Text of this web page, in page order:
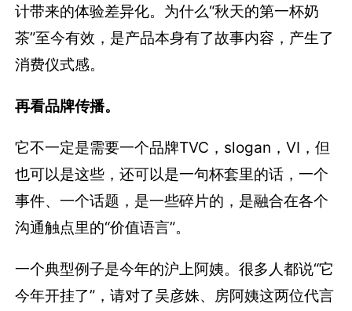
计带来的体验差异化。为什么“秋天的第一杯奶
茶”至今有效，是产品本身有了故事内容，产生了
消费仪式感。
再看品牌传播。
它不一定是需要一个品牌TVC，slogan，VI，但
也可以是这些，还可以是一句杯套里的话，一个
事件、一个话题，是一些碎片的，是融合在各个
沟通触点里的“价值语言”。
一个典型例子是今年的沪上阿姨。很多人都说“它
今年开挂了”，请对了吴彦姝、房阿姨这两位代言